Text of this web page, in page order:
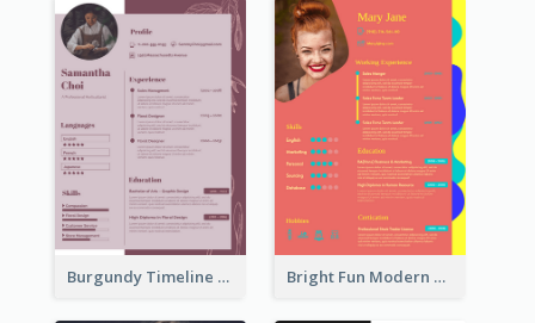
Burgundy Timeline Marketer Resume Bright Fun Modern Student Resume